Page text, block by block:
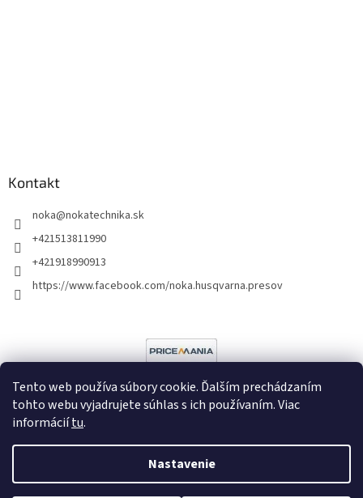
Tento web používa súbory cookie. Ďalším prechádzaním
tohto webu vyjadrujete súhlas s ich používaním. Viac
informáciítu.
Nastavenie
Kontakt
noka@nokatechnika.sk
+421513811990
+421918990913
https://www.facebook.com/noka.husqvarna.presov